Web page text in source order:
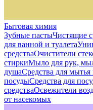
Бытовая химия
Зубные пастыЧистящие
для ванной и туалета
средстваОчистители
стиркиМыло для рук,
душаСредства для мытья
посудыСредства для
средстваОсвежители
от насекомых